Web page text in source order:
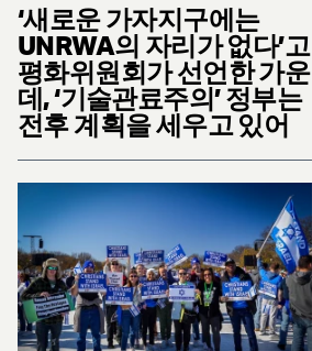
‘새로운 가자지구에는
UNRWA의 자리가 없다’고
평화위원회가 선언한 가운
데, ‘기술관료주의’ 정부는
전후 계획을 세우고 있어